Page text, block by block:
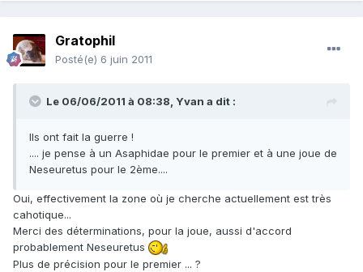
Gratophil
Posté(e) 6 juin 2011
Le 06/06/2011 à 08:38, Yvan a dit :
Ils ont fait la guerre !
.... je pense à un Asaphidae pour le premier et à une joue de
Neseuretus pour le 2ème....
Oui, effectivement la zone où je cherche actuellement est très
cahotique...
Merci des déterminations, pour la joue, aussi d'accord
probablement Neseuretus
Plus de précision pour le premier ... ?